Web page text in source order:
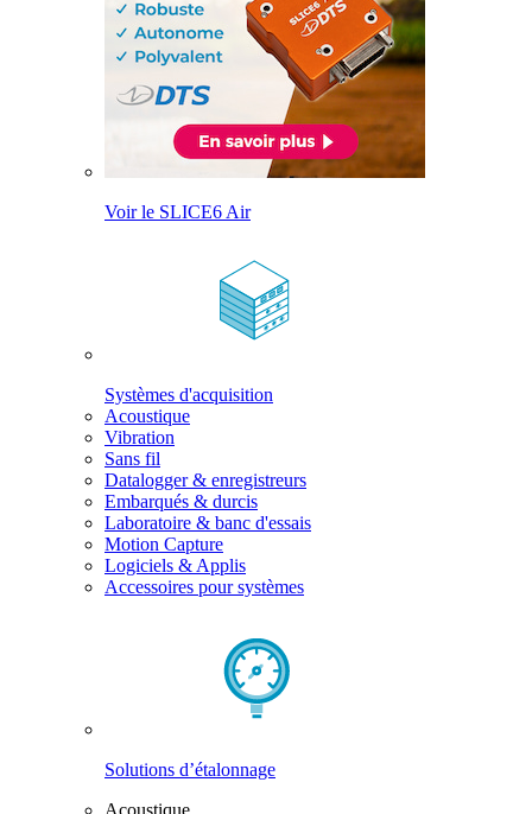
Voir le SLICE6 Air
Systèmes d'acquisition
Acoustique
Vibration
Sans fil
Datalogger & enregistreurs
Embarqués & durcis
Laboratoire & banc d'essais
Motion Capture
Logiciels & Applis
Accessoires pour systèmes
Solutions d’étalonnage
Acoustique